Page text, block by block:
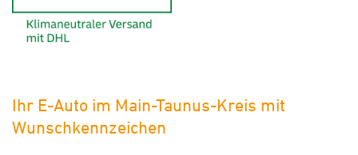
Ihr E-Auto im Main-Taunus-Kreis mit
Wunschkennzeichen